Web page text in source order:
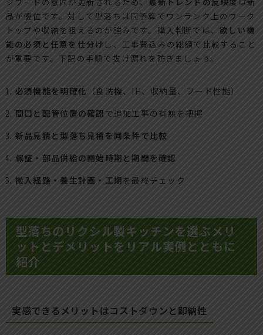
品が優位です。対して型落ちは同予算でワンランク上のワーク
トップや収納を狙えるのが強みです。購入判断では、欲しい機
能の必須と任意を仕分け し、工事費込みの総額で比較すること
が重要です。下記の手順で抜け漏れを防ぎましょう。
必須機能を明確化 （食洗機、IH、収納量、フード性能）
間口と配管位置の確認 で追加工事の有無を把握
新品見積と型落ち見積を同条件で比較
保証・部品供給の開始時期と期間を確認
搬入経路・養生計画・工期を最終チェック
型落ちのリクシル製キッチンを選ぶメリ
ットとデメリットをリアル実例とともに
紹介
実感できるメリットはコストダウンと即納性